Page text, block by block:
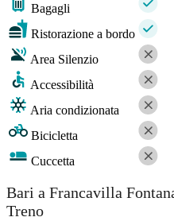
Bagagli
Ristorazione a bordo
Area Silenzio
Accessibilità
Aria condizionata
Bicicletta
Cuccetta
Bari a Francavilla
Treno